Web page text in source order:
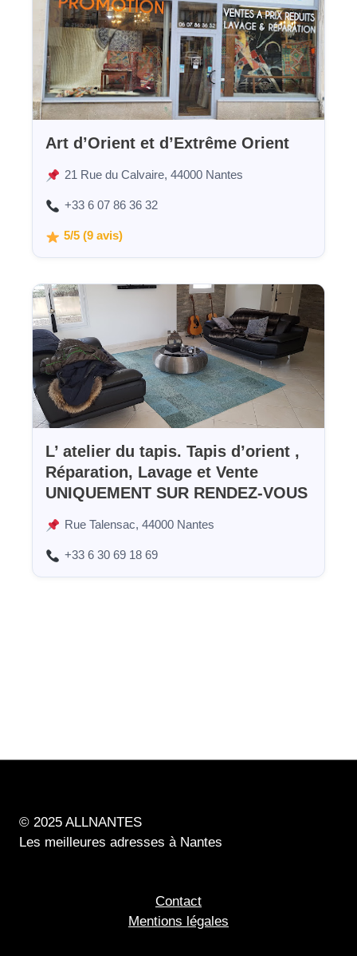
Art d’Orient et d’Extrême Orient
21 Rue du Calvaire, 44000 Nantes
+33 6 07 86 36 32
5/5 (9 avis)
L’ atelier du tapis. Tapis d’orient ,
Réparation, Lavage et Vente
UNIQUEMENT SUR RENDEZ-VOUS
Rue Talensac, 44000 Nantes
+33 6 30 69 18 69
© 2025 ALLNANTES
Les meilleures adresses à Nantes
Contact
Mentions légales